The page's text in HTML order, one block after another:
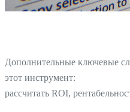
Дополнительные ключевые
этот инструмент:
рассчитать ROI,